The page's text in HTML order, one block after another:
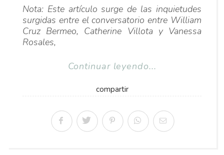
Nota: Este artículo surge de las inquietudes
surgidas entre el conversatorio entre William
Cruz Bermeo, Catherine Villota y Vanessa
Rosales,
Continuar leyendo...
compartir